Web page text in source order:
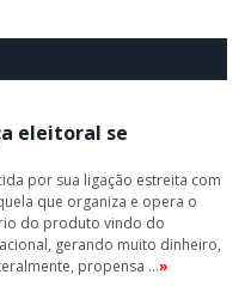
eleitoral se
por sua ligação estreita com
que organiza e opera o
do produto vindo do
gerando muito dinheiro,
propensa …»